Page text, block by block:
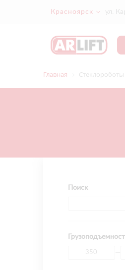
Красноярск ул.
Главная Стеклороботы
Поиск